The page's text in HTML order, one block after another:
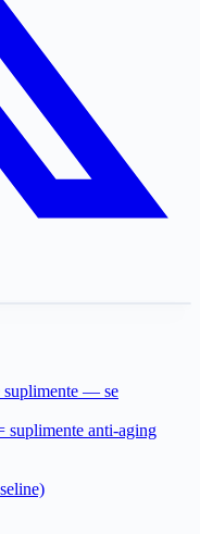
suplimente — se
suplimente anti-aging